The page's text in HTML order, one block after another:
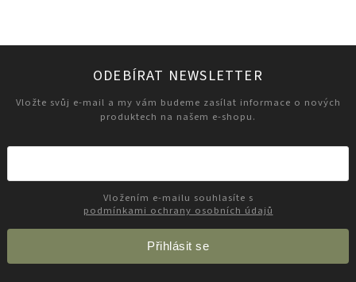
ODEBÍRAT NEWSLETTER
Vložte svůj e-mail a my vám budeme zasílat informace o nových
produktech na našem e-shopu.
podmínkami ochrany osobních údajů
Přihlásit se